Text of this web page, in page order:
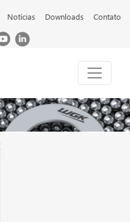
Notícias Downloads Contato